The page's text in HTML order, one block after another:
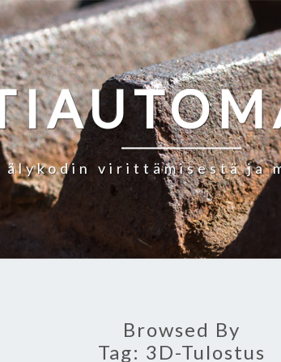
virittämisestä ja
Browsed By
Tag: 3D-Tulostus